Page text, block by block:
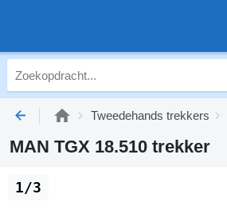
Tweedehands trekkers
MAN TGX 18.510 trekker
1/3